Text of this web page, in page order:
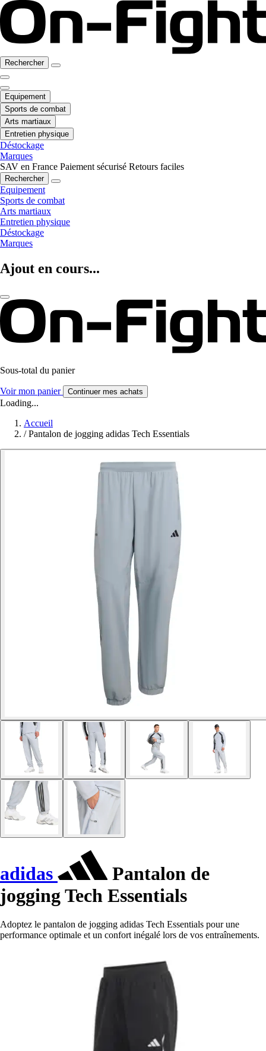
Rechercher
Equipement
Sports de combat
Arts martiaux
Entretien physique
Déstockage
Marques
SAV en France Paiement sécurisé Retours faciles
Rechercher
Equipement
Sports de combat
Arts martiaux
Entretien physique
Déstockage
Marques
Ajout en cours...
Sous-total du panier
Voir mon panier Continuer mes achats
Loading...
Accueil
/ Pantalon de jogging adidas Tech Essentials
adidas
Pantalon de
jogging Tech Essentials
Adoptez le pantalon de jogging adidas Tech Essentials pour une
performance optimale et un confort inégalé lors de vos entraînements.